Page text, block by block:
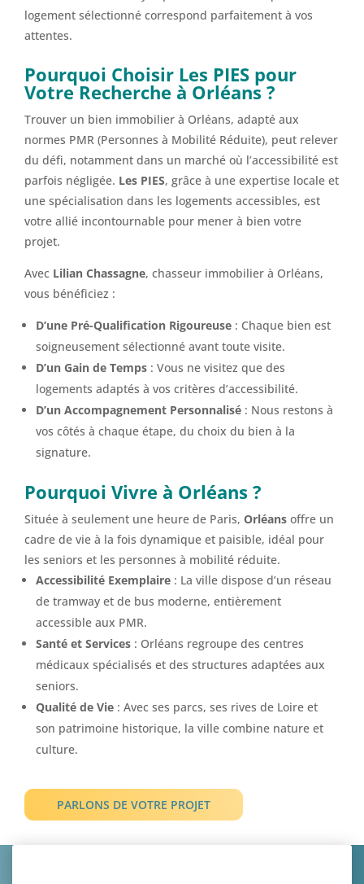
logement sélectionné correspond parfaitement à vos
attentes.
Pourquoi Choisir Les PIES pour
Votre Recherche à Orléans ?
Trouver un bien immobilier à Orléans, adapté aux
normes PMR (Personnes à Mobilité Réduite), peut relever
du défi, notamment dans un marché où l’accessibilité est
parfois négligée. Les PIES, grâce à une expertise locale et
une spécialisation dans les logements accessibles, est
votre allié incontournable pour mener à bien votre
projet.
Avec Lilian Chassagne, chasseur immobilier à Orléans,
vous bénéficiez :
D’une Pré-Qualification Rigoureuse : Chaque bien est
soigneusement sélectionné avant toute visite.
D’un Gain de Temps : Vous ne visitez que des
logements adaptés à vos critères d’accessibilité.
D’un Accompagnement Personnalisé : Nous restons à
vos côtés à chaque étape, du choix du bien à la
signature.
Pourquoi Vivre à Orléans ?
Située à seulement une heure de Paris, Orléans offre un
cadre de vie à la fois dynamique et paisible, idéal pour
les seniors et les personnes à mobilité réduite.
Accessibilité Exemplaire : La ville dispose d’un réseau
de tramway et de bus moderne, entièrement
accessible aux PMR.
Santé et Services : Orléans regroupe des centres
médicaux spécialisés et des structures adaptées aux
seniors.
Qualité de Vie : Avec ses parcs, ses rives de Loire et
son patrimoine historique, la ville combine nature et
culture.
PARLONS DE VOTRE PROJET